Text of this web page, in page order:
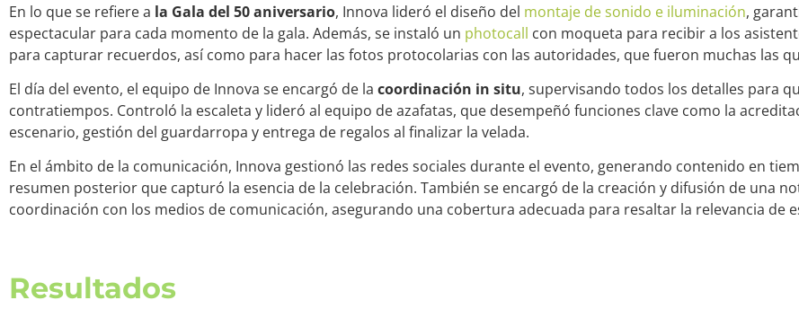
En lo que se refiere a la Gala del 50 aniversario, Innova lideró el diseño del montaje de sonido e iluminación,
espectacular para cada momento de la gala. Además, se instaló un photocall con moqueta para recibir a los
para capturar recuerdos, así como para hacer las fotos protocolarias con las autoridades, que fueron muchas las
El día del evento, el equipo de Innova se encargó de la coordinación in situ, supervisando todos los detalles para
contratiempos. Controló la escaleta y lideró al equipo de azafatas, que desempeñó funciones clave como la
escenario, gestión del guardarropa y entrega de regalos al finalizar la velada.
En el ámbito de la comunicación, Innova gestionó las redes sociales durante el evento, generando contenido en
resumen posterior que capturó la esencia de la celebración. También se encargó de la creación y difusión de una
coordinación con los medios de comunicación, asegurando una cobertura adecuada para resaltar la relevancia de
Resultados